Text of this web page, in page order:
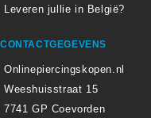
Leveren jullie in België?
CONTACTGEGEVENS
Onlinepiercingskopen.nl
Weeshuisstraat 15
7741 GP Coevorden